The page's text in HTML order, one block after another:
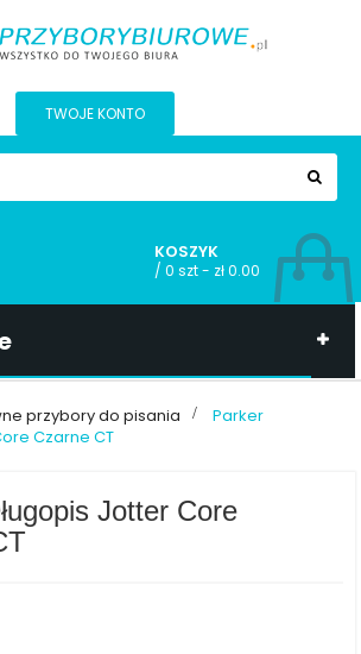
TWOJE KONTO
KOSZYK
/ 0 szt - zł 0.00
przybory do pisania >
Parker
Czarne CT
Jotter Core